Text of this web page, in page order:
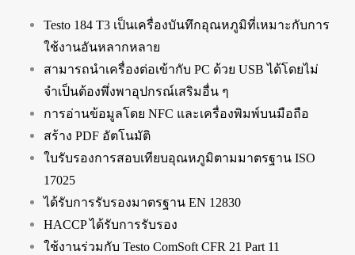
Testo 184 T3 เป็นเครื่องบันทึกอุณหภูมิที่เหมาะกับการ
ใช้งานอันหลากหลาย
สามารถนำเครื่องต่อเข้ากับ PC ด้วย USB ได้โดยไม่
จำเป็นต้องพึ่งพาอุปกรณ์เสริมอื่น ๆ
การอ่านข้อมูลโดย NFC และเครื่องพิมพ์บนมือถือ
สร้าง PDF อัตโนมัติ
ใบรับรองการสอบเทียบอุณหภูมิตามมาตรฐาน ISO
17025
ได้รับการรับรองมาตรฐาน EN 12830
HACCP ได้รับการรับรอง
ใช้งานร่วมกับ Testo ComSoft CFR 21 Part 11